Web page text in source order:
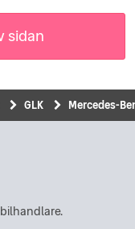
sidan
GLK Mercedes-